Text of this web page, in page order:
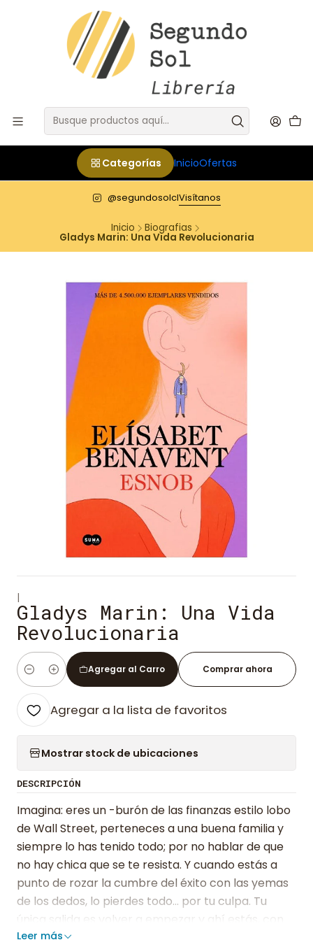
Categorías InicioOfertas
@segundosolclVisítanos
Inicio Biografias
Gladys Marin: Una Vida Revolucionaria
|
Gladys Marin: Una Vida
Revolucionaria
Cantidad
Agregar al Carro Comprar ahora
Agregar a la lista de favoritos
Mostrar stock de ubicaciones
DESCRIPCIÓN
Imagina: eres un -burón de las finanzas estilo lobo
de Wall Street, perteneces a una buena familia y
siempre lo has tenido todo; por no hablar de que
no hay chica que se te resista. Y cuando estás a
punto de rozar la cumbre del éxito con las yemas
de los dedos, lo pierdes todo... por tu culpa. Tu
única salida es volver a empezar y ahí estás, con
Leer más